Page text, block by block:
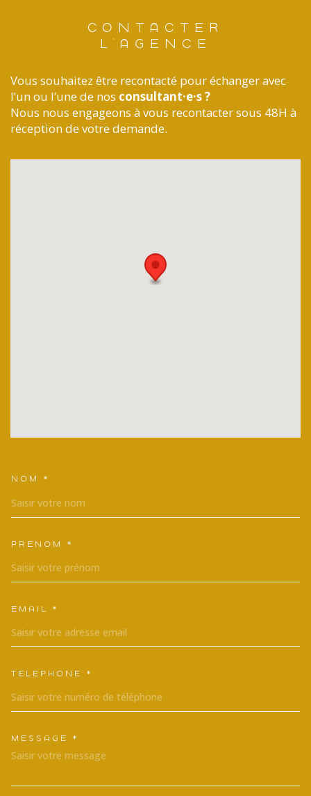
CONTACTER
L'AGENCE
Vous souhaitez être recontacté pour échanger avec
l’un ou l’une de nos consultant·e·s ?
Nous nous engageons à vous recontacter sous 48H à
réception de votre demande.
TRAD_MELTEM_VOSCOORDONNEES
NOM *
PRÉNOM *
EMAIL *
TÉLÉPHONE *
TRAD_MELTEM_VOREDEMANDE
MESSAGE *